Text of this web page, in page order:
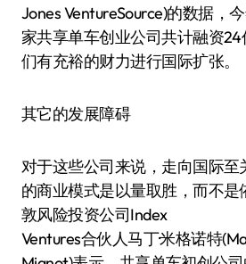
Jones VentureSource)的数据，
家共享单车创业公司共计融资
们有充裕的财力进行国际扩张。
其它的发展障碍
对于这些公司来说，走向国际至
的商业模式是以量取胜，而不是
敦风险投资公司Index
Ventures合伙人马丁·米格诺特